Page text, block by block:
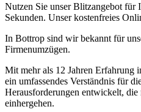
Nutzen Sie unser Blitzangebot für
Sekunden. Unser kostenfreies
In Bottrop sind wir bekannt für
Firmenumzügen.
Mit mehr als 12 Jahren Erfahrung
ein umfassendes Verständnis für
Herausforderungen entwickelt,
einhergehen.